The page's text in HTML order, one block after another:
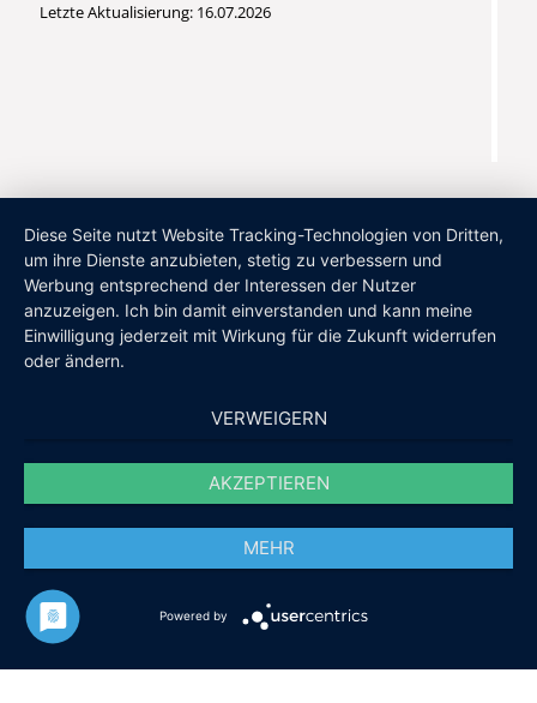
Letzte Aktualisierung: 16.07.2026
Diese Seite nutzt Website Tracking-Technologien von Dritten,
um ihre Dienste anzubieten, stetig zu verbessern und
Werbung entsprechend der Interessen der Nutzer
anzuzeigen. Ich bin damit einverstanden und kann meine
Einwilligung jederzeit mit Wirkung für die Zukunft widerrufen
oder ändern.
VERWEIGERN
AKZEPTIEREN
MEHR
Powered by